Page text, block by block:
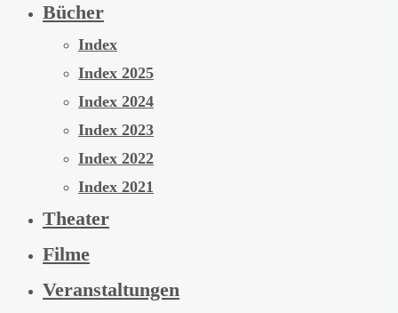
Bücher
Index
Index 2025
Index 2024
Index 2023
Index 2022
Index 2021
Theater
Filme
Veranstaltungen